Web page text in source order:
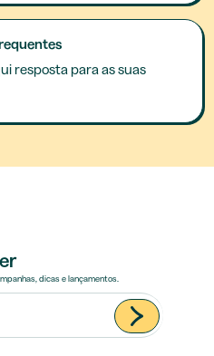
resposta para as suas
dicas e lançamentos.